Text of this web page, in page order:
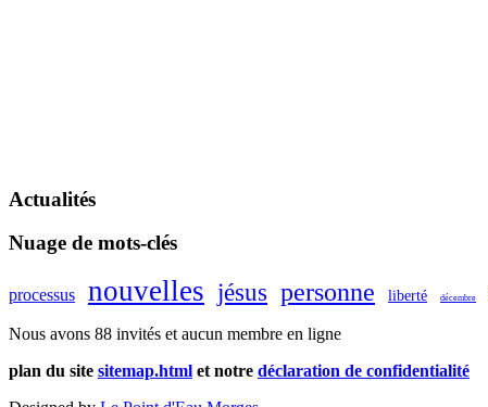
Actualités
Nuage de mots-clés
processus nouvelles jésus personne liberté décembre
Nous avons 88 invités et aucun membre en ligne
plan du site sitemap.html et notre déclaration de confidentialité